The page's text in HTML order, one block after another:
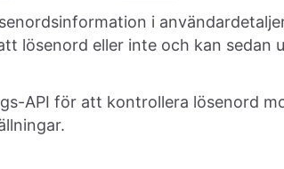
i
lösenord eller inte och kan sedan
API för att kontrollera lösenord